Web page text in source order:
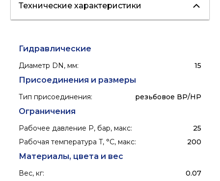
водоснабжение отопление
Технические характеристики
Гидравлические
Диаметр DN, мм: 15
Присоединения и размеры
Тип присоединения: резьбовое ВР/НР
Ограничения
Рабочее давление P, бар, макс:
25
Рабочая температура T, °C, макс: 200
Материалы, цвета и вес
Вес, кг:
0.07